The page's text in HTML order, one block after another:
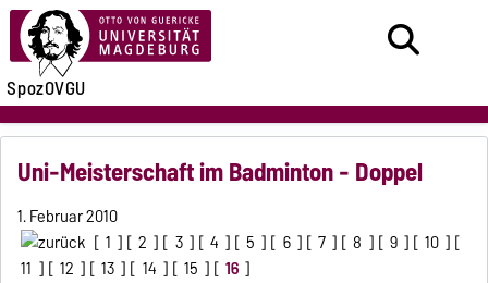
SpozOVGU
Uni-Meisterschaft im Badminton - Doppel
1. Februar 2010
[ 1 ] [ 2 ] [ 3 ] [ 4 ] [ 5 ] [ 6 ] [ 7 ] [ 8 ] [ 9 ] [ 10 ] [
11 ] [ 12 ] [ 13 ] [ 14 ] [ 15 ] [ 16 ]